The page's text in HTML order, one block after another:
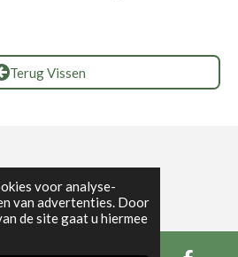
voor analyse-
van advertenties. Door
de site gaat u hiermee
Terug Vissen